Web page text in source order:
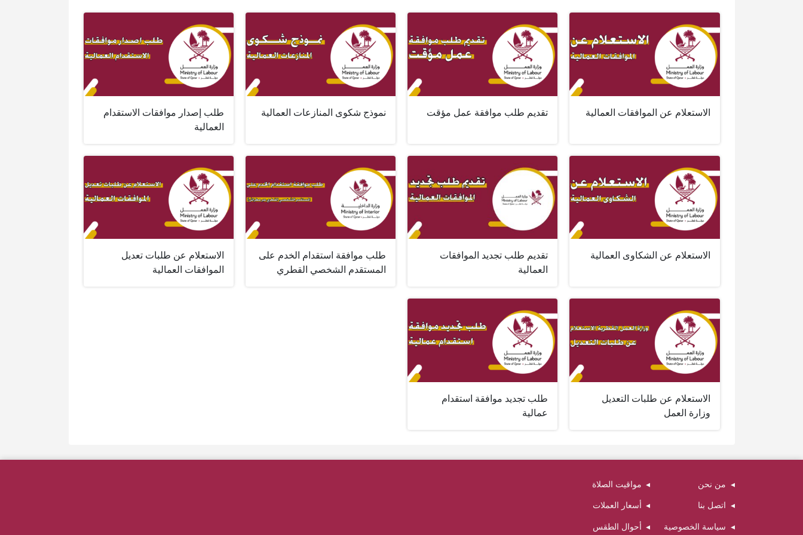
الاستعلام عن الموافقات العمالية تقديم طلب موافقة عمل مؤقت نموذج شكوى المنازعات العمالية
طلب إصدار موافقات الاستقدام
العمالية
الاستعلام عن الشكاوى العمالية
تقديم طلب تجديد الموافقات
العمالية
طلب موافقة استقدام الخدم على
المستقدم الشخصي القطري
الاستعلام عن طلبات تعديل
الموافقات العمالية
الاستعلام عن طلبات التعديل
وزارة العمل
طلب تجديد موافقة استقدام
عمالية
من نحن
اتصل بنا
سياسة الخصوصية
مواقيت الصلاة
أسعار العملات
أحوال الطقس